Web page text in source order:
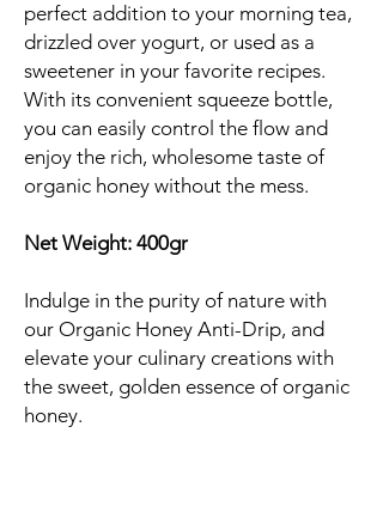
perfect addition to your morning tea,
drizzled over yogurt, or used as a
sweetener in your favorite recipes.
With its convenient squeeze bottle,
you can easily control the flow and
enjoy the rich, wholesome taste of
organic honey without the mess.
Net Weight: 400gr
Indulge in the purity of nature with
our Organic Honey Anti-Drip, and
elevate your culinary creations with
the sweet, golden essence of organic
honey.